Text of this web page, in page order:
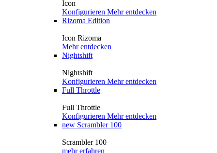
Icon
Konfigurieren Mehr entdecken
Rizoma Edition
Icon Rizoma
Mehr entdecken
Nightshift
Nightshift
Konfigurieren Mehr entdecken
Full Throttle
Full Throttle
Konfigurieren Mehr entdecken
new Scrambler 100
Scrambler 100
mehr erfahren